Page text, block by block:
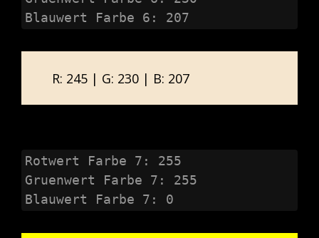
Blauwert Farbe 6: 207
R: 245 | G: 230 | B: 207
Rotwert Farbe 7: 255
Gruenwert Farbe 7: 255
Blauwert Farbe 7: 0